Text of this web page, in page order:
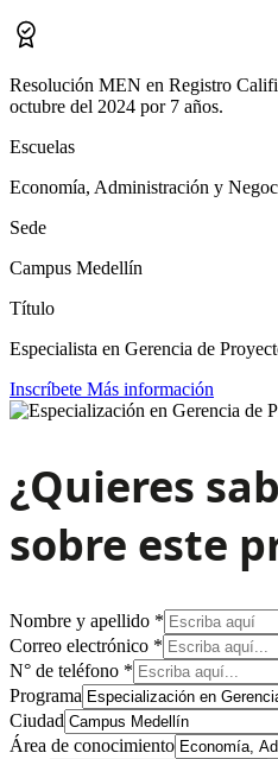
Resolución MEN en Registro
octubre del 2024 por 7 años.
Escuelas
Economía, Administración y
Sede
Campus Medellín
Título
Especialista en Gerencia de
Inscríbete Más información
¿Quieres
sobre este
apellido
Correo
N°
Nombre y apellido *
Correo electrónico *
N° de teléfono *
Programa
Ciudad
Área de conocimiento